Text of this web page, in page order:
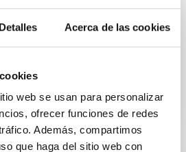
Detalles Acerca de las cookies
web se usan para personalizar
ofrecer funciones de redes
Además, compartimos
que haga del sitio web con
estratégica, situándose por
de trabajo especializados en